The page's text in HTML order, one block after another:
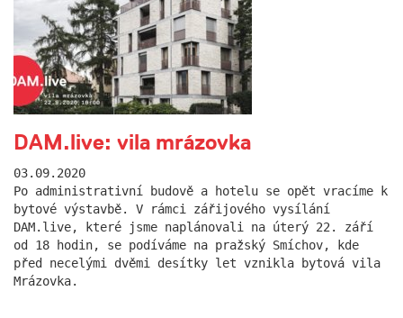
DAM.live: vila mrázovka
03.09.2020
Po administrativní budově a hotelu se opět vracíme k
bytové výstavbě. V rámci zářijového vysílání
DAM.live, které jsme naplánovali na úterý 22. září
od 18 hodin, se podíváme na pražský Smíchov, kde
před necelými dvěmi desítky let vznikla bytová vila
Mrázovka.